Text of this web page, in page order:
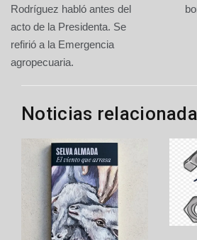
de
entradas
Rodríguez habló antes del
acto de la Presidenta. Se
refirió a la Emergencia
agropecuaria.
Noticias